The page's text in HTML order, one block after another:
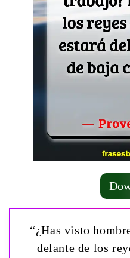
“¿Has visto
delante de los